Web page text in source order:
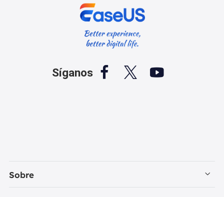
Síganos   
Sobre